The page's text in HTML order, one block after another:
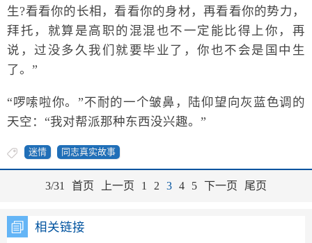
生?看看你的长相，看看你的身材，再看看你的势力，
拜托，就算是高职的混混也不一定能比得上你，再
说，过没多久我们就要毕业了，你也不会是国中生
了。”
“啰嗦啦你。”不耐的一个皱鼻，陆仰望向灰蓝色调的
天空：“我对帮派那种东西没兴趣。”
迷情 同志真实故事
3/31 首页 上一页 1 2 3 4 5 下一页 尾页
相关链接